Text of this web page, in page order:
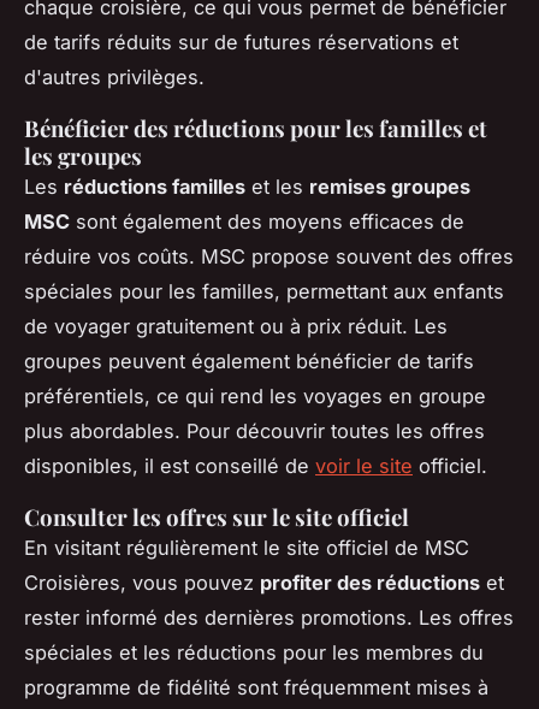
chaque croisière, ce qui vous permet de bénéficier
de tarifs réduits sur de futures réservations et
d'autres privilèges.
Bénéficier des réductions pour les familles et
les groupes
Les réductions familles et les remises groupes
MSC sont également des moyens efficaces de
réduire vos coûts. MSC propose souvent des offres
spéciales pour les familles, permettant aux enfants
de voyager gratuitement ou à prix réduit. Les
groupes peuvent également bénéficier de tarifs
préférentiels, ce qui rend les voyages en groupe
plus abordables. Pour découvrir toutes les offres
disponibles, il est conseillé de voir le site officiel.
Consulter les offres sur le site officiel
En visitant régulièrement le site officiel de MSC
Croisières, vous pouvez profiter des réductions et
rester informé des dernières promotions. Les offres
spéciales et les réductions pour les membres du
programme de fidélité sont fréquemment mises à